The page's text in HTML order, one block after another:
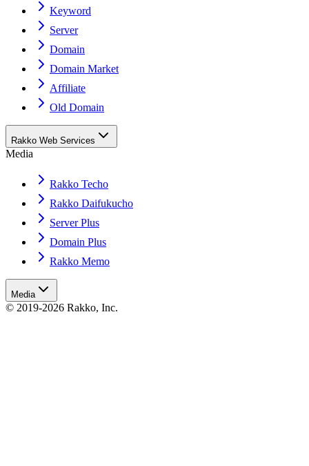
Keyword
Server
Domain
Domain Market
Affiliate
Old Domain
Rakko Web Services
Media
Rakko Techo
Rakko Daifukucho
Server Plus
Domain Plus
Rakko Memo
Media
© 2019-2026 Rakko, Inc.